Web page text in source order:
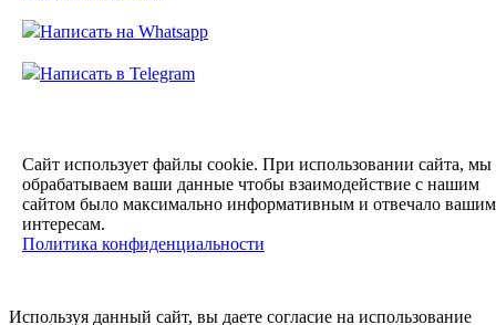
Написать на Whatsapp
Написать в Telegram
Сайт использует файлы cookie. При использовании сайта, мы
обрабатываем ваши данные чтобы взаимодействие с нашим
сайтом было максимально информативным и отвечало вашим
интересам.
Политика конфиденциальности
Используя данный сайт, вы даете согласие на использование